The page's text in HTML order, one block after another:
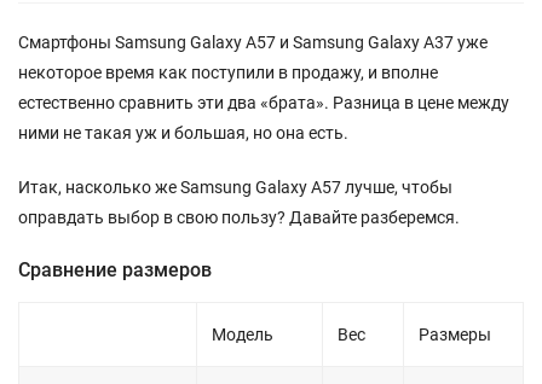
Смартфоны Samsung Galaxy A57 и Samsung Galaxy A37 уже
некоторое время как поступили в продажу, и вполне
естественно сравнить эти два «брата». Разница в цене между
ними не такая уж и большая, но она есть.
Итак, насколько же Samsung Galaxy A57 лучше, чтобы
оправдать выбор в свою пользу? Давайте разберемся.
Сравнение размеров
Модель Вес Размеры